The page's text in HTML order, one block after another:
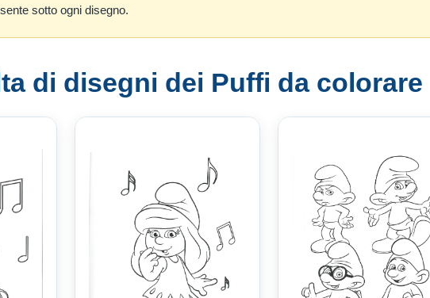
sotto ogni disegno.
di disegni dei Puffi da colorare